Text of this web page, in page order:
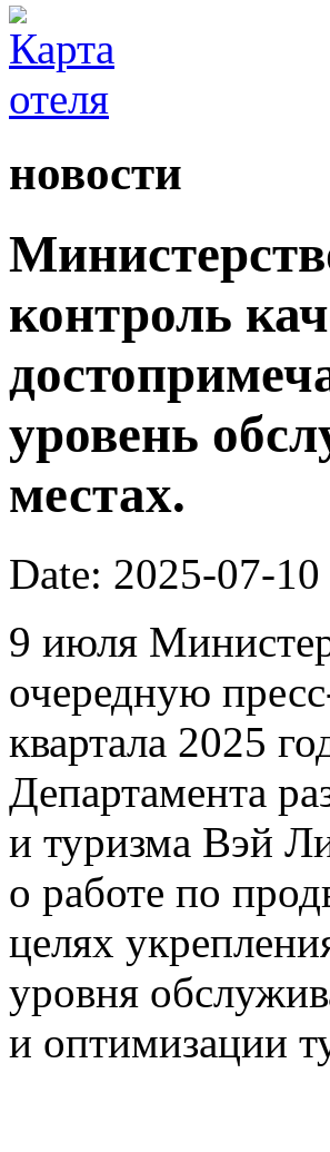
новости
контроль
уровень
местах.
Date: 2025-07-10
9 июля
очередную
квартала 2025
Департамента
и туризма Вэй
о работе по
целях
уровня
и оптимизации